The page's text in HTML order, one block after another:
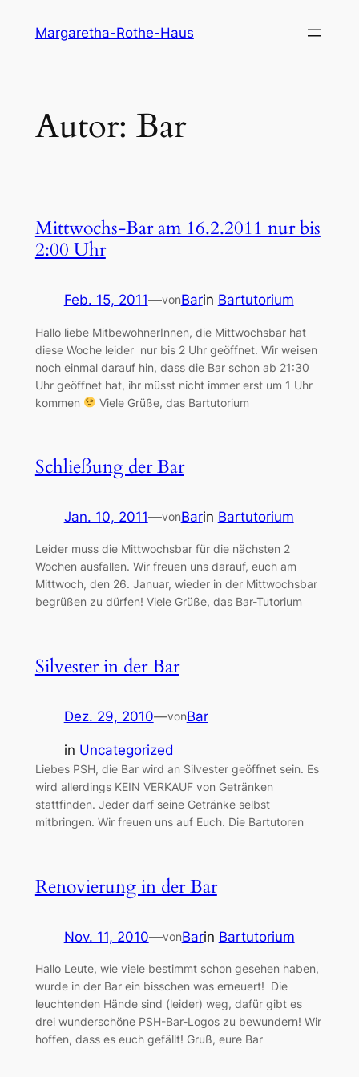
Margaretha-Rothe-Haus
Autor: Bar
Mittwochs-Bar am 16.2.2011 nur bis
2:00 Uhr
Feb. 15, 2011—vonBarin Bartutorium
Hallo liebe MitbewohnerInnen, die Mittwochsbar hat
diese Woche leider nur bis 2 Uhr geöffnet. Wir weisen
noch einmal darauf hin, dass die Bar schon ab 21:30
Uhr geöffnet hat, ihr müsst nicht immer erst um 1 Uhr
kommen
Viele Grüße, das Bartutorium
Schließung der Bar
Jan. 10, 2011—vonBarin Bartutorium
Leider muss die Mittwochsbar für die nächsten 2
Wochen ausfallen. Wir freuen uns darauf, euch am
Mittwoch, den 26. Januar, wieder in der Mittwochsbar
begrüßen zu dürfen! Viele Grüße, das Bar-Tutorium
Silvester in der Bar
Dez. 29, 2010—vonBar
in Uncategorized
Liebes PSH, die Bar wird an Silvester geöffnet sein. Es
wird allerdings KEIN VERKAUF von Getränken
stattfinden. Jeder darf seine Getränke selbst
mitbringen. Wir freuen uns auf Euch. Die Bartutoren
Renovierung in der Bar
Nov. 11, 2010—vonBarin Bartutorium
Hallo Leute, wie viele bestimmt schon gesehen haben,
wurde in der Bar ein bisschen was erneuert! Die
leuchtenden Hände sind (leider) weg, dafür gibt es
drei wunderschöne PSH-Bar-Logos zu bewundern! Wir
hoffen, dass es euch gefällt! Gruß, eure Bar